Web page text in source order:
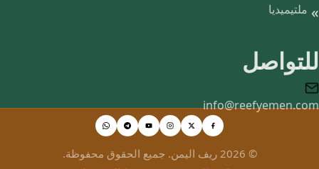
ملتيميديا
للتواصل
info@reefyemen.com
© 2026 ريف اليمن. جميع الحقوق محفوظة.